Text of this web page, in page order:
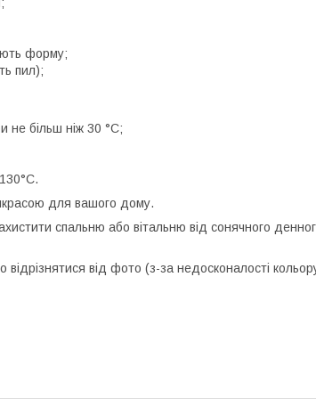
форму;
пил);
не більш ніж 30 °C;
для вашого дому.
спальню або вітальню від сонячного
від фото (з-за недосконалості